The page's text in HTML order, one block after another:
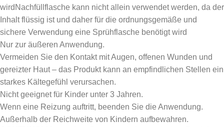
wirdNachfüllflasche kann nicht allein verwendet werden, da der
Inhalt flüssig ist und daher für die ordnungsgemäße und
sichere Verwendung eine Sprühflasche benötigt wird
Nur zur äußeren Anwendung.
Vermeiden Sie den Kontakt mit Augen, offenen Wunden und
gereizter Haut – das Produkt kann an empfindlichen Stellen ein
starkes Kältegefühl verursachen.
Nicht geeignet für Kinder unter 3 Jahren.
Wenn eine Reizung auftritt, beenden Sie die Anwendung.
Außerhalb der Reichweite von Kindern aufbewahren.